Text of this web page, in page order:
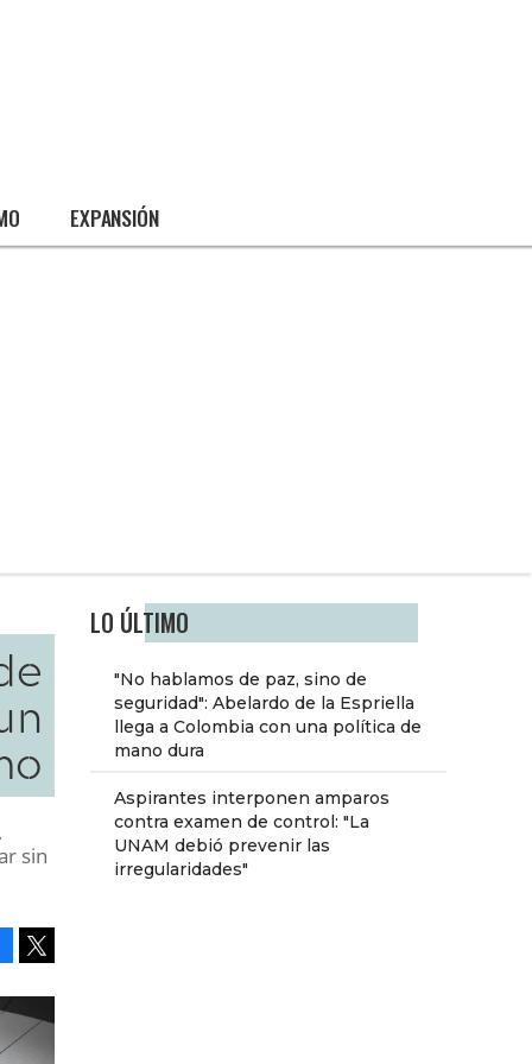
EXPANSIÓN
LO ÚLTIMO
"No hablamos de paz, sino de
seguridad": Abelardo de la Espriella
llega a Colombia con una política de
mano dura
Aspirantes interponen amparos
contra examen de control: "La
UNAM debió prevenir las
irregularidades"
sin